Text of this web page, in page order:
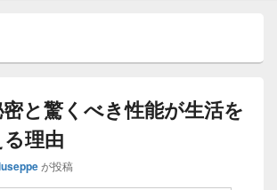
と驚くべき性能が生活を
理由
が投稿